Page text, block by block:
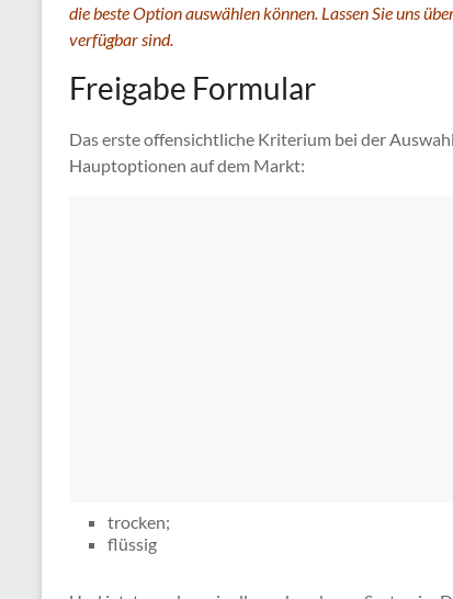
die beste Option auswählen können. Lassen Sie uns
verfügbar sind.
Freigabe Formular
Das erste offensichtliche Kriterium bei der
Hauptoptionen auf dem Markt:
trocken;
flüssig